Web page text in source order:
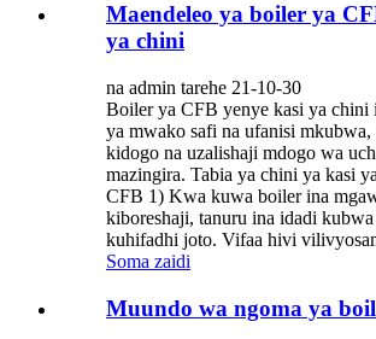
Maendeleo ya boiler ya
ya chini
na admin tarehe 21-10-30
Boiler ya CFB yenye kasi ya chini
ya mwako safi na ufanisi mkubwa,
kidogo na uzalishaji mdogo wa
mazingira. Tabia ya chini ya kasi
CFB 1) Kwa kuwa boiler ina
kiboreshaji, tanuru ina idadi
kuhifadhi joto. Vifaa hivi
Soma zaidi
Muundo wa ngoma ya